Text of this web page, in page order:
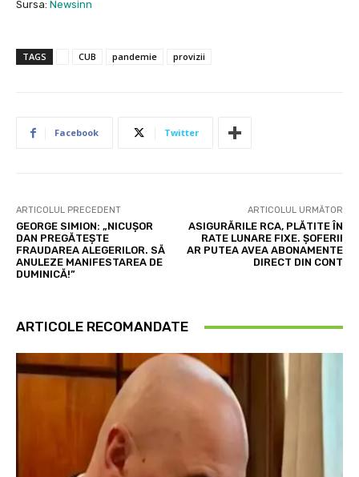
Sursa: Newsinn
TAGS CUB pandemie provizii
Facebook Twitter
ARTICOLUL PRECEDENT
GEORGE SIMION: „NICUȘOR
DAN PREGĂTEȘTE
FRAUDAREA ALEGERILOR. SĂ
ANULEZE MANIFESTAREA DE
DUMINICĂ!”
ARTICOLUL URMĂTOR
ASIGURĂRILE RCA, PLĂTITE ÎN
RATE LUNARE FIXE. ȘOFERII
AR PUTEA AVEA ABONAMENTE
DIRECT DIN CONT
ARTICOLE RECOMANDATE